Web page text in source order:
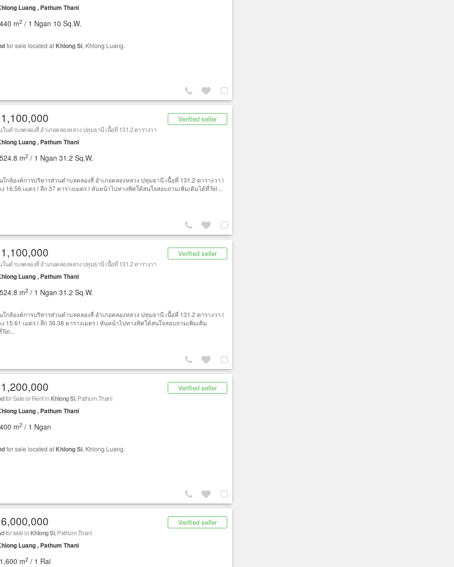
Luang , Pathum Thani
440 m2 / 1 Ngan 10 Sq.W.
for sale located at Khlong Si, Khlong Luang.
Verified seller
นตำบลคลองสี่ อำเภอคลองหลวง ปทุมธานี เนื้อที่ 131.2 ตารางวา
Luang , Pathum Thani
524.8 m2 / 1 Ngan 31.2 Sq.W.
ใกล้องค์การบริหารส่วนตำบลคลองสี่ อำเภอคลองหลวง ปทุมธานี เนื้อที่ 131.2 ตารางวา l
ง 16.56 เมตร l ลึก 37 ตารางเมตร l หันหน้าไปทางทิศใต้สนใจสอบถามเพิ่มเติมได้ที่Tel...
Verified seller
นตำบลคลองสี่ อำเภอคลองหลวง ปทุมธานี เนื้อที่ 131.2 ตารางวา
Luang , Pathum Thani
524.8 m2 / 1 Ngan 31.2 Sq.W.
ใกล้องค์การบริหารส่วนตำบลคลองสี่ อำเภอคลองหลวง ปทุมธานี เนื้อที่ 131.2 ตารางวา l
ง 15.61 เมตร l ลึก 36.38 ตารางเมตร l หันหน้าไปทางทิศใต้สนใจสอบถามเพิ่มเติม
Verified seller
for Sale or Rent in Khlong Si, Pathum Thani
Luang , Pathum Thani
400 m2 / 1 Ngan
for sale located at Khlong Si, Khlong Luang.
Verified seller
for sale in Khlong Si, Pathum Thani
Luang , Pathum Thani
1,600 m2 / 1 Rai